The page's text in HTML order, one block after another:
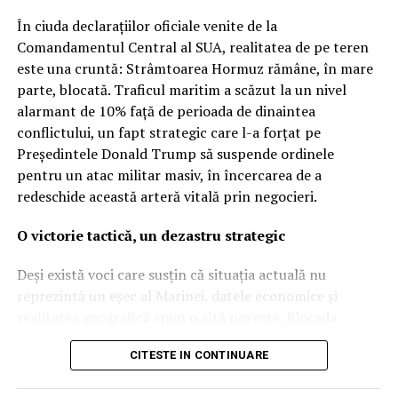
inacceptabilă a regulilor
democratice”
Dezvăluirea publică a acestor detalii, apărută inițial pe
site-ul Ministerului Apărării, a provocat o undă de șoc
printre parlamentarii din opoziție. Partidul Democrat a
reacționat dur, acuzând guvernul condus de Giorgia
Meloni că a trimis sute de soldați în zone de criză fără
un mandat clar și fără informarea prealabilă a
legislativului. „Este o dovadă de lipsă de seriozitate
legitimitatea modului în care a fost gestionată
operațiunea.
luna martie, în cadrul unei rezoluții care permitea
redistribuirea forțelor în regiunile geografice deja
autorizate. Totuși, amploarea tehnologică și riscul
În ciuda declarațiilor oficiale venite de la
Comandamentul Central al SUA, realitatea de pe teren
este una cruntă: Strâmtoarea Hormuz rămâne, în mare
parte, blocată. Traficul maritim a scăzut la un nivel
alarmant de 10% față de perioada de dinaintea
conflictului, un fapt strategic care l-a forțat pe
Președintele Donald Trump să suspende ordinele
pentru un atac militar masiv, în încercarea de a
redeschide această arteră vitală prin negocieri.
O victorie tactică, un dezastru strategic
Deși există voci care susțin că situația actuală nu
reprezintă un eșec al Marinei, datele economice și
asupra transporturilor iraniene prin strâmtoare a fost,
într-adevăr, eficientă, punând o presiune imensă pe o
CITESTE IN CONTINUARE